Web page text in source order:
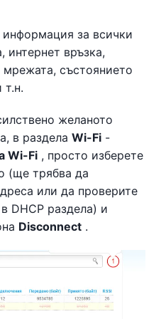
за всички
интернет връзка,
мрежата, състоянието
т.н.
желаното
в раздела Wi-Fi -
Wi-Fi , просто изберете
(ще трябва да
или да проверите
DHCP раздела) и
Disconnect .